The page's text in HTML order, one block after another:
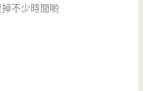
不少時間喲